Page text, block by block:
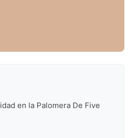
en la Palomera De Five